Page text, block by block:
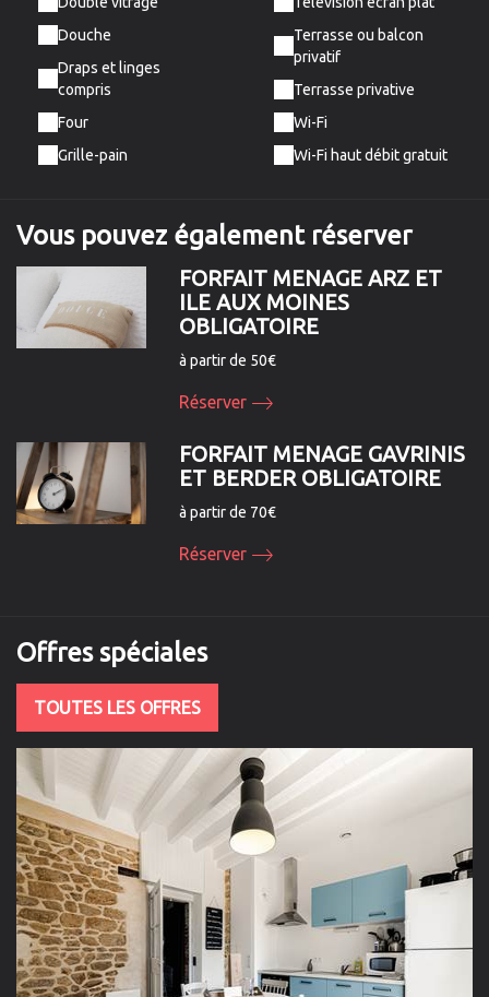
Douche
Draps et linges
compris
Four
Grille-pain
Terrasse ou balcon
privatif
Terrasse privative
Wi-Fi
Wi-Fi haut débit gratuit
Vous pouvez également réserver
FORFAIT MENAGE ARZ ET
ILE AUX MOINES
OBLIGATOIRE
à partir de 50€
Réserver
FORFAIT MENAGE GAVRINIS
ET BERDER OBLIGATOIRE
à partir de 70€
Réserver
Offresspéciales
TOUTES LES OFFRES